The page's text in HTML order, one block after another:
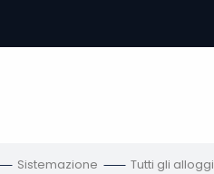
Sistemazione Tutti gli alloggi